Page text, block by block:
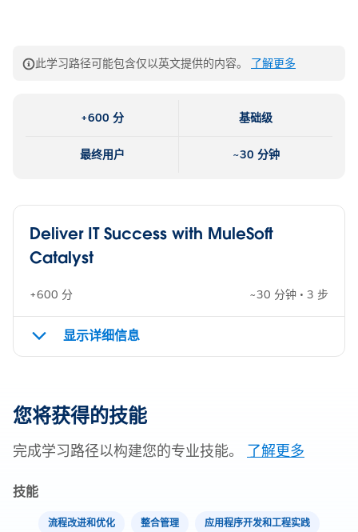
此学习路径可能包含仅以英文提供的内容。 了解更多
+600 分 基础级
最终用户 ~30 分钟
Deliver IT Success with MuleSoft
Catalyst
+600 分 ~30 分钟 • 3 步
显示详细信息
您将获得的技能
完成学习路径以构建您的专业技能。 了解更多
技能
流程改进和优化 整合管理 应用程序开发和工程实践